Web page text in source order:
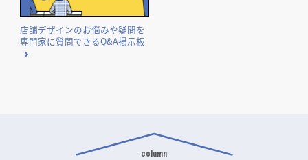
店舗デザインのお悩みや疑問を
専門家に質問できるQ&A掲示板
column